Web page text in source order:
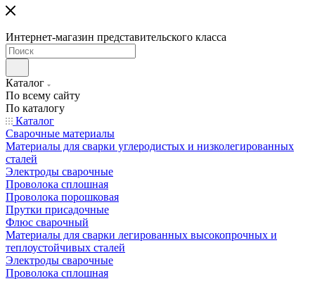
Интернет-магазин представительского класса
Каталог
По всему сайту
По каталогу
Каталог
Сварочные материалы
Материалы для сварки углеродистых и низколегированных
сталей
Электроды сварочные
Проволока сплошная
Проволока порошковая
Прутки присадочные
Флюс сварочный
Материалы для сварки легированных высокопрочных и
теплоустойчивых сталей
Электроды сварочные
Проволока сплошная